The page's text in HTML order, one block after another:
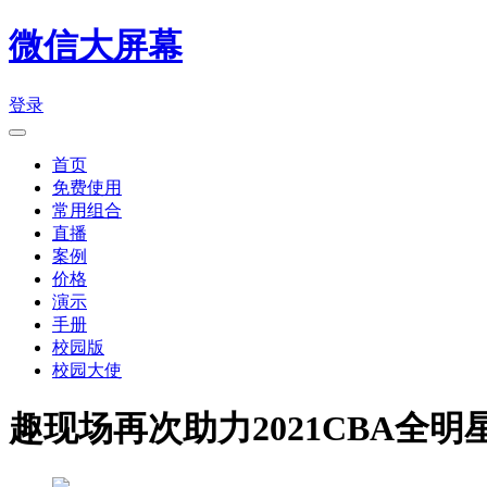
微信大屏幕
登录
首页
免费使用
常用组合
直播
案例
价格
演示
手册
校园版
校园大使
趣现场再次助力2021CBA全明